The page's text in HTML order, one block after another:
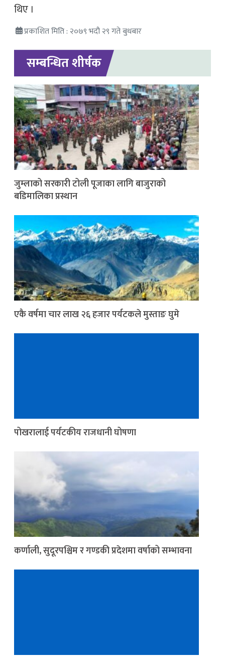
थिए ।
प्रकाशित मिति : २०७९ भदौ २९ गते बुधबार
सम्बन्धित शीर्षक
जुम्लाको सरकारी टोली पूजाका लागि बाजुराको
बडिमालिका प्रस्थान
एकै वर्षमा चार लाख २६ हजार पर्यटकले मुस्ताङ घुमे
पोखरालाई पर्यटकीय राजधानी घोषणा
कर्णाली, सुदूरपश्चिम र गण्डकी प्रदेशमा वर्षाको सम्भावना